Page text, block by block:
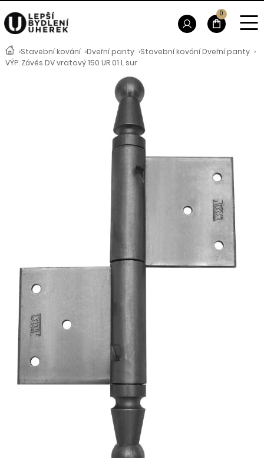
›Stavební kování ›Dveřní panty ›Stavební kování Dveřní panty ›
VÝP. Závěs DV vratový 150 UR 01 L sur
0